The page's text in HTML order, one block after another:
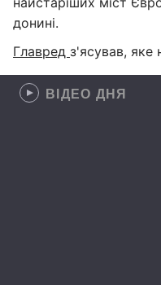
донині.
Главред з'ясував, яке
ВІДЕО ДНЯ